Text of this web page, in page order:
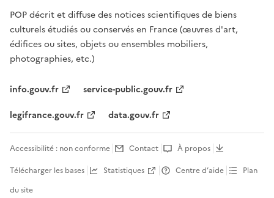
POP décrit et diffuse des notices scientifiques de biens
culturels étudiés ou conservés en France (œuvres d'art,
édifices ou sites, objets ou ensembles mobiliers,
photographies, etc.)
info.gouv.fr
service-public.gouv.fr
legifrance.gouv.fr
data.gouv.fr
Accessibilité : non conforme Contact
À propos
Télécharger les bases
Statistiques Centre d’aide
Plan
du site